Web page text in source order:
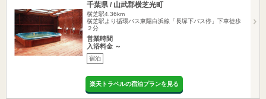
千葉県 / 山武郡横芝光町
横芝駅4.36km
横芝駅より循環バス東陽白浜線「長塚下バス停」下車徒歩
２分
営業時間
入浴料金 ～
宿泊
楽天トラベルの宿泊プランを見る